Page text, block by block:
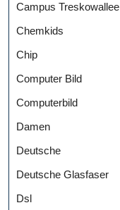
Campus Treskowallee
Chemkids
Chip
Computer Bild
Computerbild
Damen
Deutsche
Deutsche Glasfaser
Dsl